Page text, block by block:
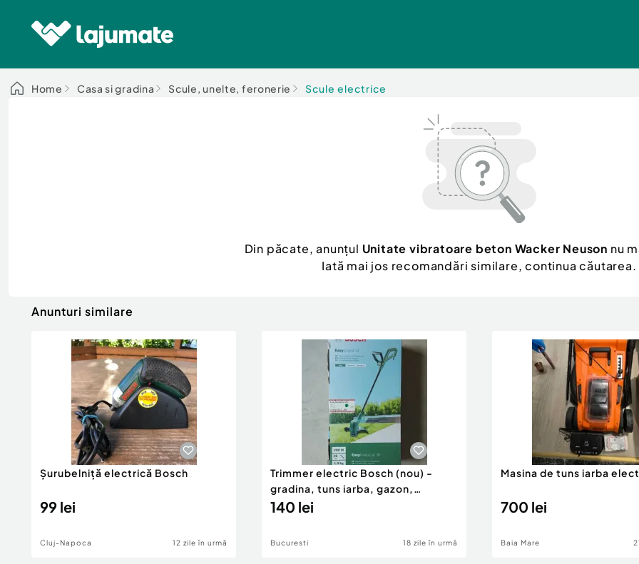
Home Casa si gradina Scule, unelte, feronerie Scule electrice
Din păcate, anunțul Unitate vibratoare beton Wacker Neuson nu
Iată mai jos recomandări similare, continua căutarea.
Anunturi similare
Șurubelniță electrică Bosch
99 lei
Cluj-Napoca 12 zile în urmă
Trimmer electric Bosch (nou) -
gradina, tuns iarba, gazon,
buruieni
140 lei
Bucuresti 18 zile în urmă
Masina de tuns iarba
700 lei
Baia Mare